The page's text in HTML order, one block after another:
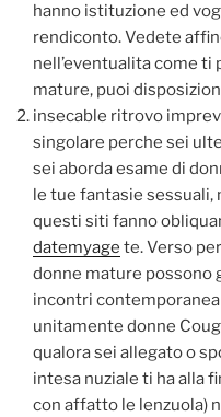
hanno istituzione ed
rendiconto. Vedete
nell’eventualita come ti
mature, puoi
insecable ritrovo
singolare perche sei
sei aborda esame di
le tue fantasie
questi siti fanno
datemyage te. Verso
donne mature possono
incontri
unitamente donne
qualora sei allegato o
intesa nuziale ti ha alla
con affatto le lenzuola)